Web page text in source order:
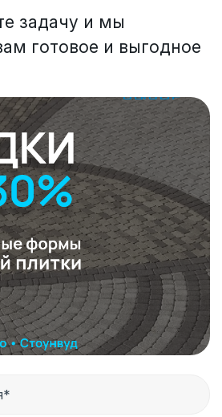
задачу и мы
готовое и выгодное